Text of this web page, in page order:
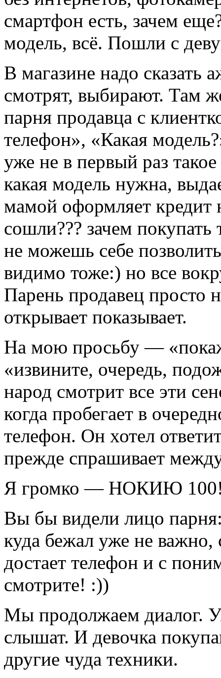
смартфон есть, зачем
модель, всё. Пошли с
В магазине надо сказать
смотрят, выбирают. Там
парня продавца с
телефон», «Какая
уже не в первый раз
какая модель нужна,
мамой оформляет
сошли??? зачем
не можешь себе
видимо тоже:) но все
Парень продавец просто
открывает показывает.
На мою просьбу —
«извините, очередь,
народ смотрит все эти
когда пробегает в
телефон. Он хотел
прежде спрашивает
Я громко — НОКИЮ
Вы бы видели лицо
куда бежал уже не важно,
достает телефон и с
смотрите! :))
Мы продолжаем диалог.
слышат. И девочка
другие чуда техники.